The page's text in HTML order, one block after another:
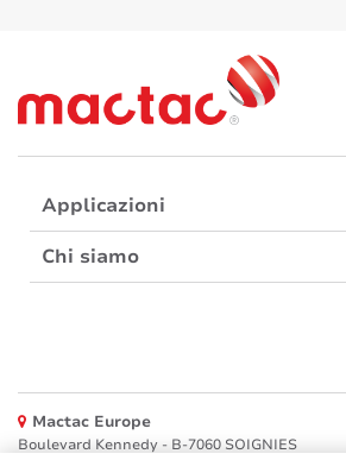
Applicazioni
Chi siamo
Mactac Europe
Boulevard Kennedy - B-7060 SOIGNIES